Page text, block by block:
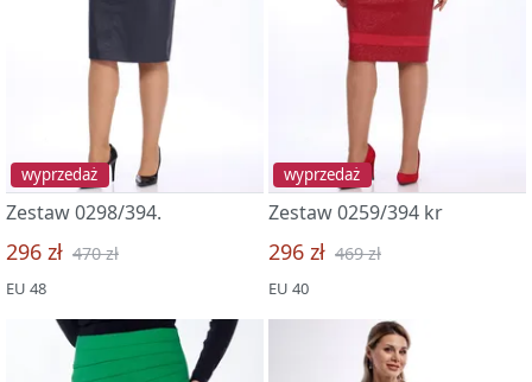
wyprzedaż
Zestaw 0298/394.
296 zł 470 zł
EU 48
wyprzedaż
Zestaw 0259/394 kr
296 zł 469 zł
EU 40